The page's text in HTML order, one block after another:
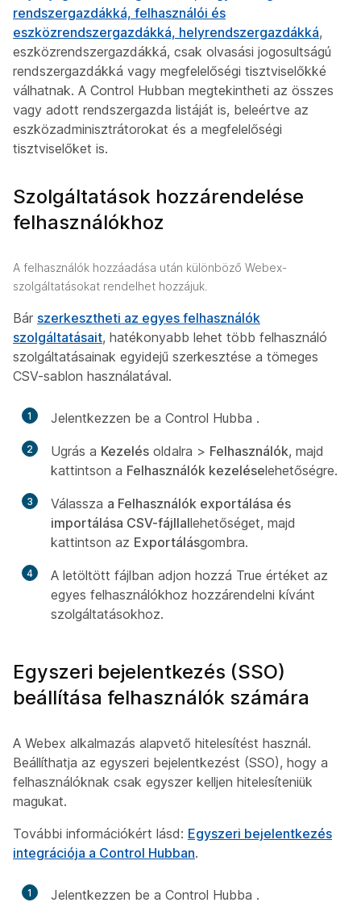
rendszergazdákká, felhasználói és
eszközrendszergazdákká, helyrendszergazdákká,
eszközrendszergazdákká, csak olvasási jogosultságú
rendszergazdákká vagy megfelelőségi tisztviselőkké
válhatnak. A Control Hubban megtekintheti az összes
vagy adott rendszergazda listáját is, beleértve az
eszközadminisztrátorokat és a megfelelőségi
tisztviselőket is.
Szolgáltatások hozzárendelése
felhasználókhoz
A felhasználók hozzáadása után különböző Webex-
szolgáltatásokat rendelhet hozzájuk.
Bár szerkesztheti az egyes felhasználók
szolgáltatásait, hatékonyabb lehet több felhasználó
szolgáltatásainak egyidejű szerkesztése a tömeges
CSV-sablon használatával.
1 Jelentkezzen be a Control Hubba .
2 Ugrás a Kezelés oldalra > Felhasználók, majd
kattintson a Felhasználók kezeléselehetőségre.
3 Válassza a Felhasználók exportálása és
importálása CSV-fájllallehetőséget, majd
kattintson az Exportálásgombra.
4 A letöltött fájlban adjon hozzá True értéket az
egyes felhasználókhoz hozzárendelni kívánt
szolgáltatásokhoz.
Egyszeri bejelentkezés (SSO)
beállítása felhasználók számára
A Webex alkalmazás alapvető hitelesítést használ.
Beállíthatja az egyszeri bejelentkezést (SSO), hogy a
felhasználóknak csak egyszer kelljen hitelesíteniük
magukat.
További információkért lásd: Egyszeri bejelentkezés
integrációja a Control Hubban.
1 Jelentkezzen be a Control Hubba .